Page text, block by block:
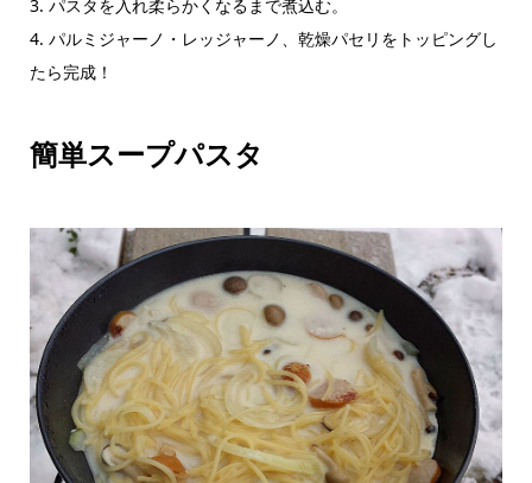
3. パスタを入れ柔らかくなるまで煮込む。
4. パルミジャーノ・レッジャーノ、乾燥パセリをトッピングし
たら完成！
簡単スープパスタ